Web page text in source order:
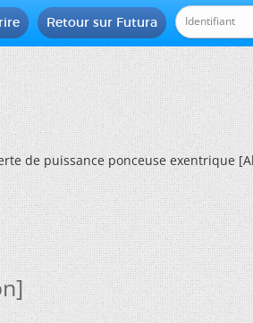
Retour sur Futura
de puissance ponceuse exentrique